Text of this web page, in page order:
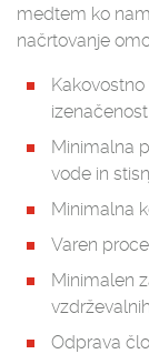
medtem ko
načrtovanje
Minimalna
vode in
Minimalna
Varen
Minimalen
Odprava